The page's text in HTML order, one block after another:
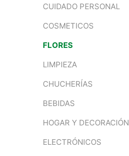
CUIDADO PERSONAL
COSMETICOS
FLORES
LIMPIEZA
CHUCHERÍAS
BEBIDAS
HOGAR Y DECORACIÓN
ELECTRÓNICOS